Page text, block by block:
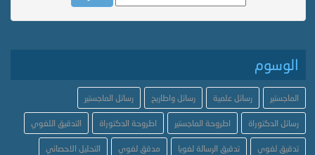
الوسوم
الماجستير رسائل علمية رسائل واطاريح رسائل الماجستير
رسائل الدكتوراة اطروحة الماجستير اطروحة الدكتوراة التدقيق اللغوي
تدقيق لغوي تدقيق الرسالة لغويا مدقق لغوي التحليل الاحصائي